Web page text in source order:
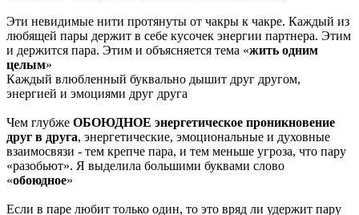
Эти невидимые нити протянуты от чакры к чакре. Каждый из
любящей пары держит в себе кусочек энергии партнера. Этим
и держится пара. Этим и объясняется тема «жить одним
целым»
Каждый влюбленный буквально дышит друг другом,
энергией и эмоциями друг друга
Чем глубже ОБОЮДНОЕ энергетическое проникновение
друг в друга, энергетические, эмоциональные и духовные
взаимосвязи - тем крепче пара, и тем меньше угроза, что пару
«разобьют». Я выделила большими буквами слово
«обоюдное»
Если в паре любит только один, то это вряд ли удержит пару